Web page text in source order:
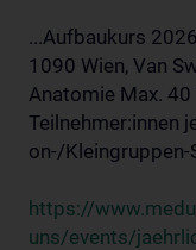
...Aufbaukurs
1090 Wien, Van
Anatomie Max.
Teilnehmer:innen
on-/Kleingruppen-
https://
uns/events/